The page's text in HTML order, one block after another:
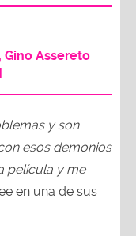
Gino Assereto
y son
esos demonios
película y me
en una de sus